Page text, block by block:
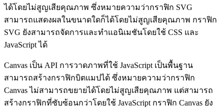
ได้โดยไม่สูญเสียคุณภาพ ซึ่งหมายความว่ากราฟิก SVG
สามารถแสดงผลในขนาดใดก็ได้โดยไม่สูญเสียคุณภาพ กราฟิก
SVG ยังสามารถจัดการและทำแอนิเมชันโดยใช้ CSS และ
JavaScript ได้
Canvas เป็น API การวาดภาพที่ใช้ JavaScript เป็นพื้นฐาน
สามารถสร้างกราฟิกบิตแมปได้ ซึ่งหมายความว่ากราฟิก
Canvas ไม่สามารถขยายได้โดยไม่สูญเสียคุณภาพ แต่สามารถ
สร้างกราฟิกที่ซับซ้อนกว่าโดยใช้ JavaScript กราฟิก Canvas ยัง